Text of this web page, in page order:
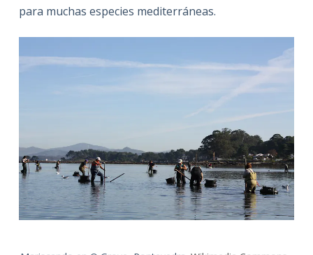
para muchas especies mediterráneas.